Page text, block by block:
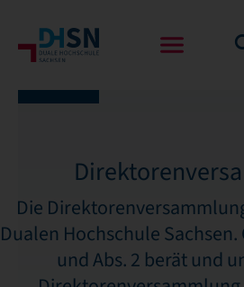
Die
Dualen Hochschule Sachsen.
und Abs. 2 berät und